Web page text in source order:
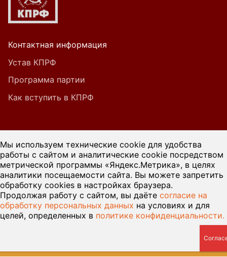
Контактная информация
Устав КПРФ
Программа партии
Как вступить в КПРФ
При цитировании или ином использовании
материалов, опубликованных на страницах
сайта kprf45.ru, ссылка на источник обязательна.
Веб-
Мы используем технические cookie для удобства
работы с сайтом и аналитические cookie посредством
метрической программы «Яндекс.Метрика», в целях
аналитики посещаемости сайта. Вы можете запретить
обработку cookies в настройках браузера.
Продолжая работу с сайтом, вы даёте согласие на
обработку персональных данных на условиях и для
целей, определенных в политике конфиденциальности.